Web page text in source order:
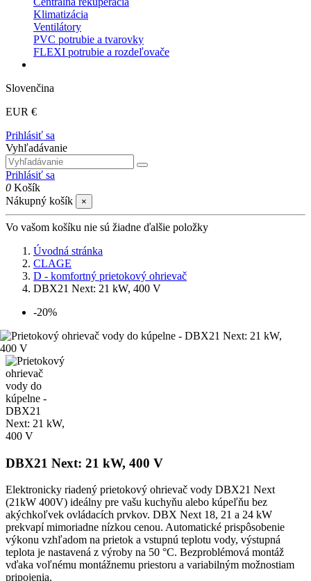
Klimatizácia
Ventilátory
PVC potrubie a tvarovky
FLEXI potrubie a rozdeľovače
Slovenčina
EUR €
Prihlásiť sa
Vyhľadávanie
Prihlásiť sa
0 Košík
Nákupný košík
×
Vo vašom košíku nie sú žiadne ďalšie položky
Úvodná stránka
CLAGE
D - komfortný prietokový ohrievač
DBX21 Next: 21 kW, 400 V
-20%
DBX21 Next: 21 kW, 400 V
Elektronicky riadený prietokový ohrievač vody DBX21 Next
(21kW 400V) ideálny pre vašu kuchyňu alebo kúpeľňu bez
akýchkoľvek ovládacích prvkov. DBX Next 18, 21 a 24 kW
prekvapí mimoriadne nízkou cenou. Automatické prispôsobenie
výkonu vzhľadom na prietok a vstupnú teplotu vody, výstupná
teplota je nastavená z výroby na 50 °C. Bezproblémová montáž
vďaka voľnému montážnemu priestoru a variabilným možnostiam
pripojenia.